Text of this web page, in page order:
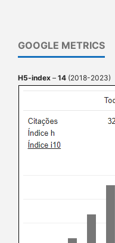
GOOGLE METRICS
H5-index – 14 (2018-2023)